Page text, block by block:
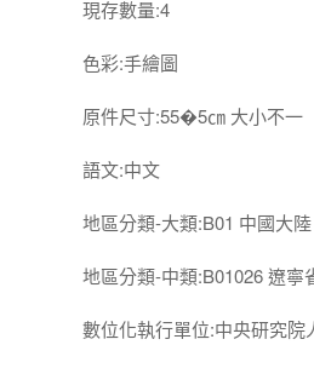
現存數量:4
色彩:手繪圖
原件尺寸:55�5㎝ 大小不一
語文:中文
地區分類-大類:B01 中國大陸
地區分類-中類:B01026 遼寧
數位化執行單位:中央研究